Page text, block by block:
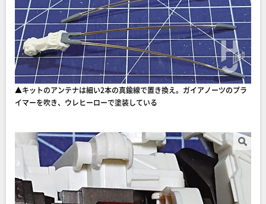
▲キットのアンテナは細い2本の真鍮線で置き換え。ガイアノーツのプラ
イマーを吹き、ウレヒーローで塗装している